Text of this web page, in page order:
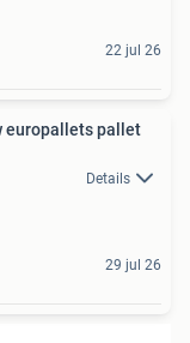
22 jul 26
europallets pallet
Details
29 jul 26